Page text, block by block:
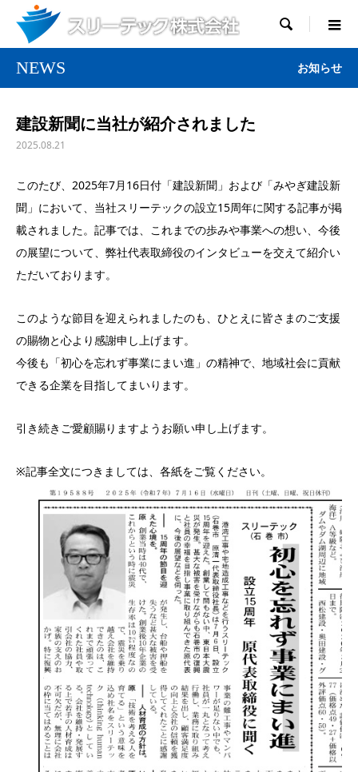

NEWS お知らせ
建設新聞に当社が紹介されました
2025.08.21
このたび、2025年7月16日付「建設新聞」および「みやぎ建設新
聞」において、当社スリーテックの設立15周年に関する記事が掲
載されました。記事では、これまでの歩みや事業への想い、今後
の展望について、弊社代表取締役のインタビューを交えて紹介い
ただいております。
このような節目を迎えられましたのも、ひとえに皆さまのご支援
の賜物と心より感謝申し上げます。
今後も「初心を忘れず事業にまい進」の精神で、地域社会に貢献
できる企業を目指してまいります。
引き続きご愛顧賜りますようお願い申し上げます。
※記事全文につきましては、各紙をご覧ください。